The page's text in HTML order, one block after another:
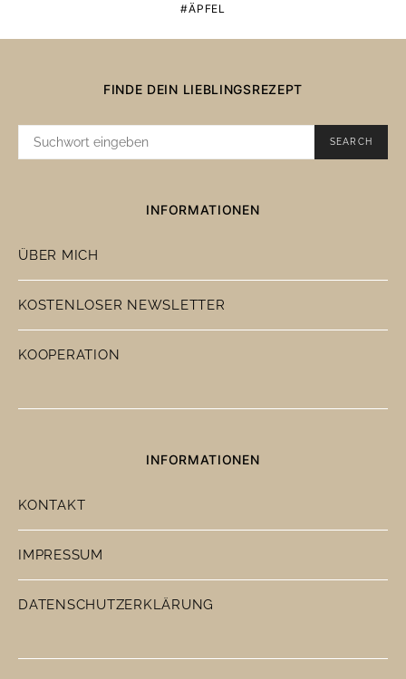
ÄPFEL
FINDE DEIN LIEBLINGSREZEPT
SUCHE
SEARCH
INFORMATIONEN
ÜBER MICH
KOSTENLOSER NEWSLETTER
KOOPERATION
INFORMATIONEN
KONTAKT
IMPRESSUM
DATENSCHUTZERKLÄRUNG